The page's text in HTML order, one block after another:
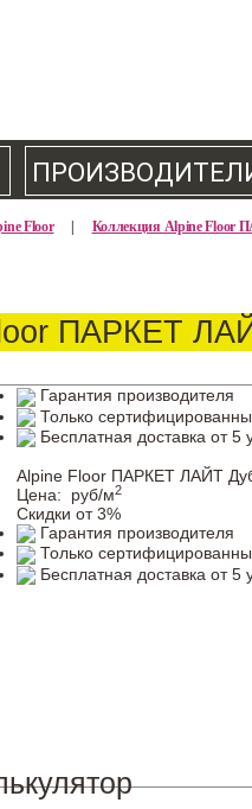
Floor Коллекция Alpine
ПАРКЕТ
Гарантия производителя
Только
Бесплатная доставка от 5
Alpine Floor ПАРКЕТ ЛАЙТ
Цена:
руб/м2
Скидки от 3%
Гарантия производителя
Только
Бесплатная доставка от 5